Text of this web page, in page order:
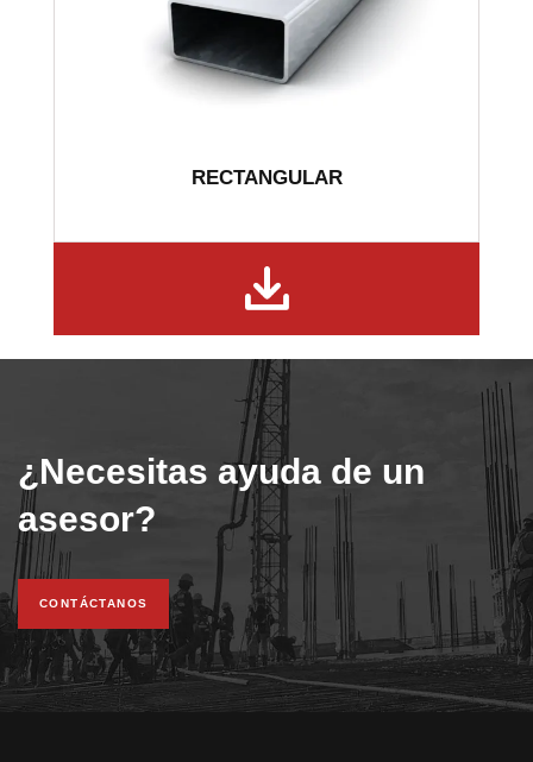
RECTANGULAR
¿Necesitas ayuda de un
asesor?
CONTÁCTANOS